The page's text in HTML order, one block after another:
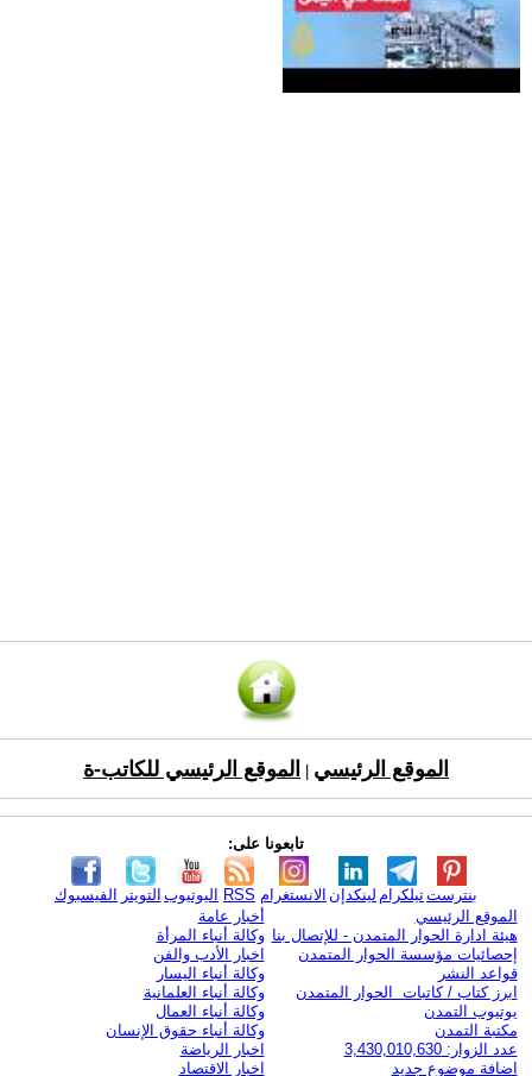
الموقع الرئيسي الموقع الرئيسي للكاتب-ة
تابعونا على:
الفيسبوك التويتر اليوتيوب RSS الانستغرام لينكدإن تيلكرامبنترست
الموقع الرئيسي
هيئة ادارة الحوار المتمدن - للإتصال بنا
إحصائيات مؤسسة الحوار المتمدن
قواعد النشر
ابرز كتاب / كاتبات الحوار المتمدن
يوتيوب التمدن
مكتبة التمدن
عدد الزوار: 3,430,010,630
اضافة موضوع جديد
أخبار عامة
وكالة أنباء المرأة
اخبار الأدب والفن
وكالة أنباء اليسار
وكالة أنباء العلمانية
وكالة أنباء العمال
وكالة أنباء حقوق الإنسان
اخبار الرياضة
اخبار الاقتصاد